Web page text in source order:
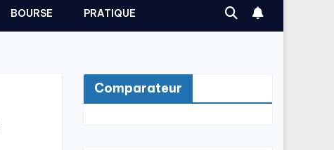
BOURSE PRATIQUE
Comparateur